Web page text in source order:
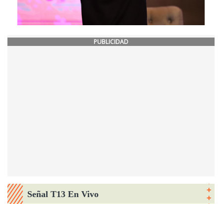
PUBLICIDAD
Señal T13 En Vivo